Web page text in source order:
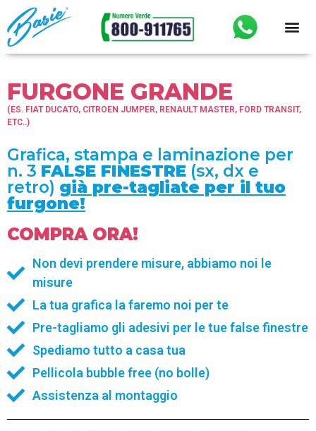
FURGONE GRANDE
(ES. FIAT DUCATO, CITROEN JUMPER, RENAULT MASTER, FORD TRANSIT,
ETC..)
Grafica, stampa e laminazione per
n. 3 FALSE FINESTRE (sx, dx e
retro) già pre-tagliate per il tuo
furgone!
COMPRA ORA!
Non devi prendere misure, abbiamo noi le
misure
La tua grafica la faremo noi per te
Pre-tagliamo gli adesivi per le tue false finestre
Spediamo tutto a casa tua
Pellicola bubble free (no bolle)
Assistenza al montaggio